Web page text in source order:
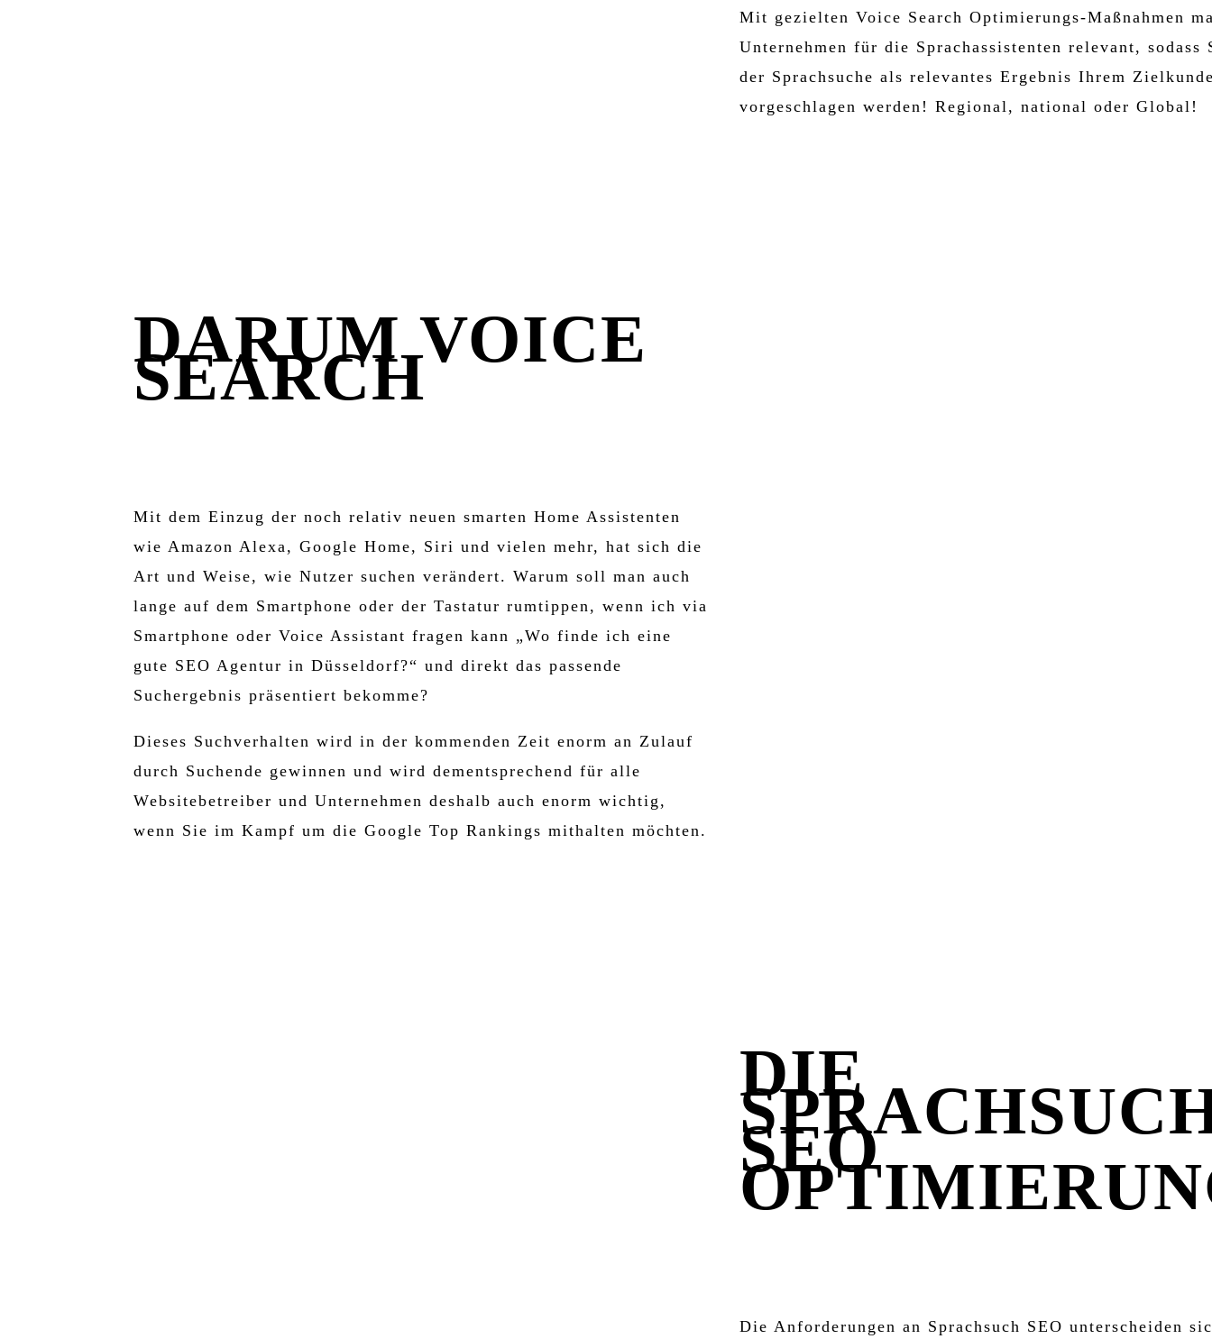
Mit gezielten Voice Search Optimierungs-Maßnahmen
Unternehmen für die Sprachassistenten relevant, sodass
der Sprachsuche als relevantes Ergebnis Ihrem
vorgeschlagen werden! Regional, national oder Global!
DARUM VOICE
SEARCH
Mit dem Einzug der noch relativ neuen smarten Home Assistenten
wie Amazon Alexa, Google Home, Siri und vielen mehr, hat sich die
Art und Weise, wie Nutzer suchen verändert. Warum soll man auch
lange auf dem Smartphone oder der Tastatur rumtippen, wenn ich via
Smartphone oder Voice Assistant fragen kann „Wo finde ich eine
gute SEO Agentur in Düsseldorf?“ und direkt das passende
Suchergebnis präsentiert bekomme?
Dieses Suchverhalten wird in der kommenden Zeit enorm an Zulauf
durch Suchende gewinnen und wird dementsprechend für alle
Websitebetreiber und Unternehmen deshalb auch enorm wichtig,
wenn Sie im Kampf um die Google Top Rankings mithalten möchten.
DIE
SEO
Die Anforderungen an Sprachsuch SEO unterscheiden